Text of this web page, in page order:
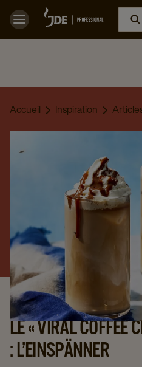
Accueil Inspiration
LE « VIRAL COFFEE
: L’EINSPÄNNER